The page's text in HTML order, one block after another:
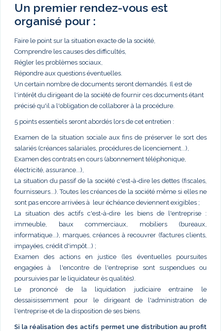
Un premier rendez-vous est
organisé pour :
Faire le point sur la situation exacte de la société,
Comprendre les causes des difficultés,
Régler les problèmes sociaux,
Répondre aux questions éventuelles.
Un certain nombre de documents seront demandés. Il est de
l'intérêt du dirigeant de la société de fournir ces documents étant
précisé qu'il a l'obligation de collaborer à la procédure.
5 points essentiels seront abordés lors de cet entretien :
Examen de la situation sociale aux fins de préserver le sort des
salariés (créances salariales, procédures de licenciement...),
Examen des contrats en cours (abonnement téléphonique,
électricité, assurance...),
La situation du passif de la société c'est-à-dire les dettes (fiscales,
fournisseurs...). Toutes les créances de la société même si elles ne
sont pas encore arrivées à leur échéance deviennent exigibles ;
La situation des actifs c'est-à-dire les biens de l'entreprise :
immeuble, baux commerciaux, mobiliers (bureaux,
informatique...), marques, créances à recouvrer (factures clients,
impayées, crédit d'impôt...) ;
Examen des actions en justice (les éventuelles poursuites
engagées à l'encontre de l'entreprise sont suspendues ou
poursuivies par le liquidateur ès qualités).
Le prononcé de la liquidation judiciaire entraine le
dessaisissemment pour le dirigeant de l'administration de
l'entreprise et de la disposition de ses biens.
Si la réalisation des actifs permet une distribution au profit